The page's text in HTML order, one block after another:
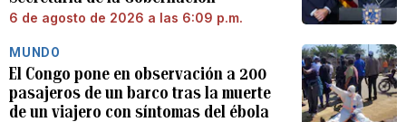
6 de agosto de 2026 a las 6:09 p.m.
MUNDO
El Congo pone en observación a 200
pasajeros de un barco tras la muerte
de un viajero con síntomas del ébola